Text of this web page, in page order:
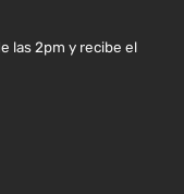
las 2pm y recibe el